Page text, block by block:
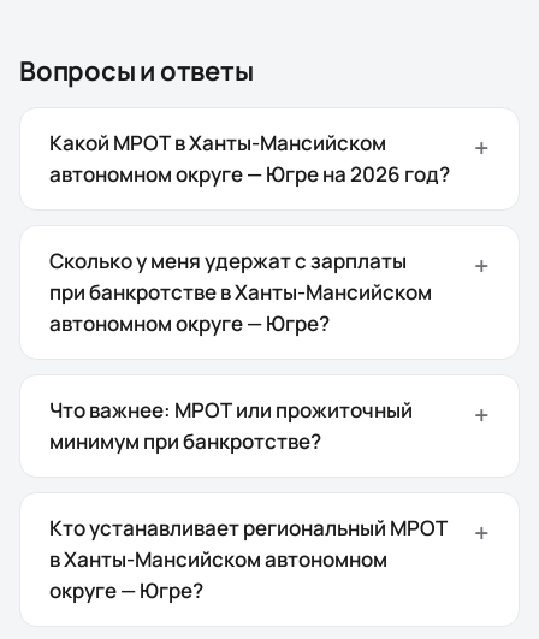
Вопросы и ответы
Какой МРОТ в Ханты-Мансийском
автономном округе — Югре на 2026 год?
Сколько у меня удержат с зарплаты
при банкротстве в Ханты-Мансийском
автономном округе — Югре?
Что важнее: МРОТ или прожиточный
минимум при банкротстве?
Кто устанавливает региональный МРОТ
в Ханты-Мансийском автономном
округе — Югре?